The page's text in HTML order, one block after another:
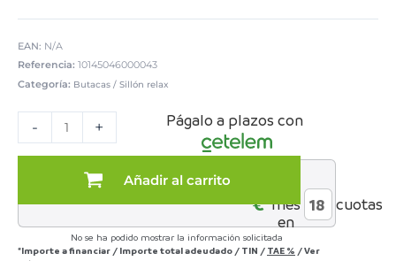
EAN: N/A
Referencia: 10145046000043
Categoría: Butacas / Sillón relax
-
MANUAL
NUEVA
TELA
+
Añadir al carrito
Págalo a plazos con
€*mes
en
cuotas
No se ha podido mostrar la información solicitada
*Importe a financiar / Importe total adeudado / TIN / TAE % /Ver